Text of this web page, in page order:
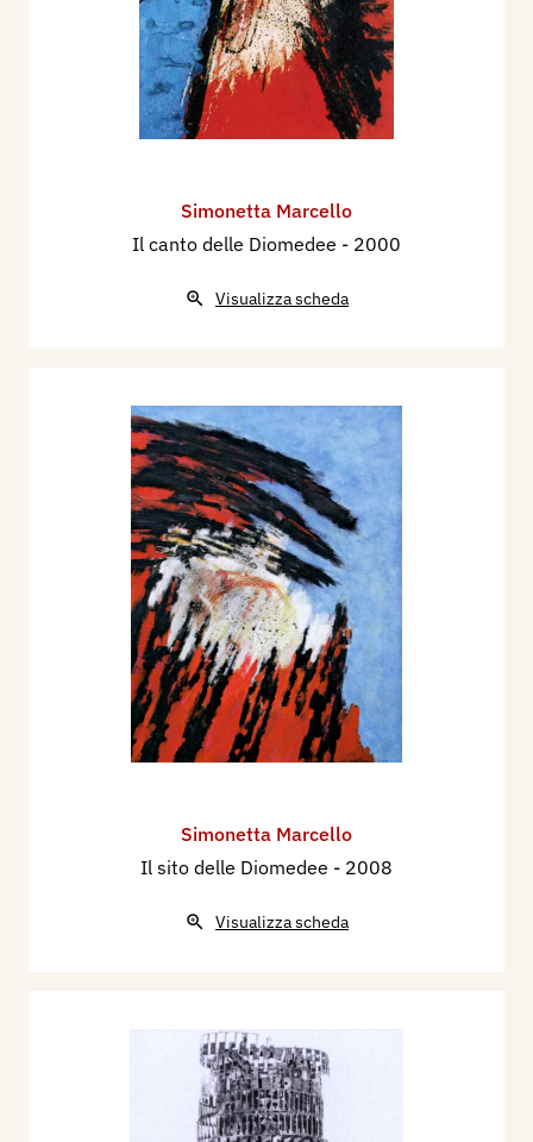
Simonetta Marcello
Il canto delle Diomedee - 2000
Visualizza scheda
Simonetta Marcello
Il sito delle Diomedee - 2008
Visualizza scheda